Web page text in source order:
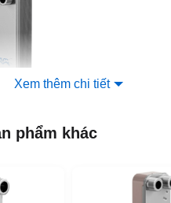
Xem thêm chi tiết
phẩm khác